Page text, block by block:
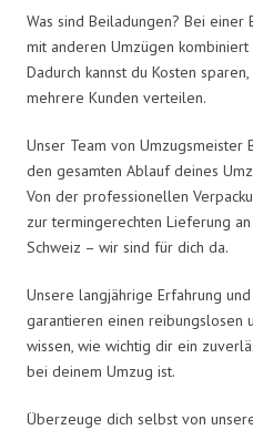
Was sind Beiladungen? Bei
mit anderen Umzügen
Dadurch kannst du Kosten
mehrere Kunden verteilen.
Unser Team von Umzugsmeister
den gesamten Ablauf deines
Von der professionellen
zur termingerechten Lieferung
Schweiz – wir sind für dich da.
Unsere langjährige Erfahrung
garantieren einen reibungslosen
wissen, wie wichtig dir ein
bei deinem Umzug ist.
Überzeuge dich selbst von